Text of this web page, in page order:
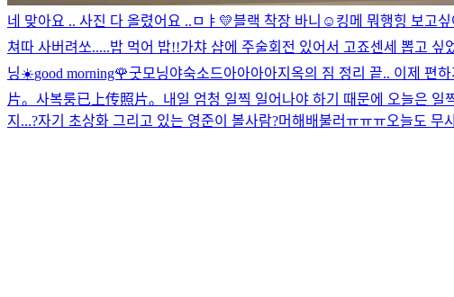
네 맞아요 .. 사진 다 올렸어요 .. ㅁㅑ💛블랙 착장 바니☺️ 킹메 뭐행힝 보고
쳐따 사버려쏘.....밥 먹어 밥!!가챠 샵에 주술회전 있어서 고죠센세 뽑고
닝☀️good morning🌹굿모닝야숙소드아아아아지옥의 짐 정리 끝.. 이제 편
片。 사복룽已上传照片。 내일 엄청 일찍 일어나야 하기 때문에 오늘은
지...?자기 초상화 그리고 있는 영준이 볼사람?머해 배불러ㅠㅠㅠ오늘도 무